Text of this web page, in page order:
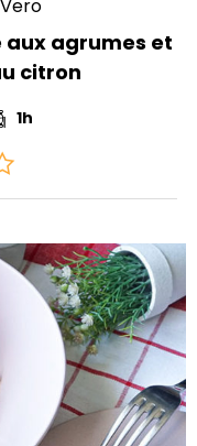
aux agrumes et
citron
1h